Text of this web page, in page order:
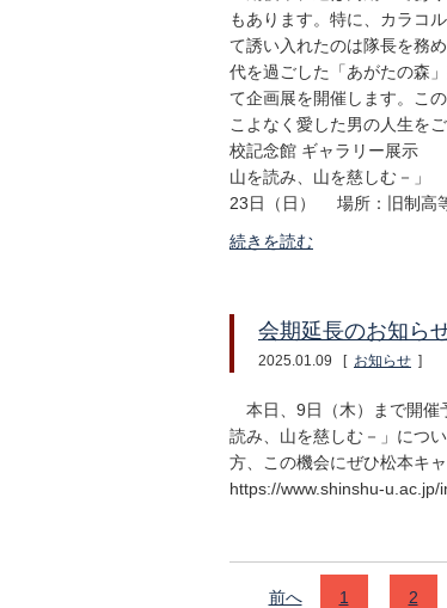
もあります。特に、カラコ
て誘い入れたのは隊長を務
代を過ごした「あがたの森
て企画展を開催します。こ
こよなく愛した男の人生を
校記念館 ギャラリー展示
山を読み、山を慈しむ－」
23日（日） 場所：旧制高
続きを読む
会期延長のお知ら
2025.01.09 [ お知らせ ]
本日、9日（木）まで開催
読み、山を慈しむ－」につ
方、この機会にぜひ松本キ
https://www.shinshu-
前へ 1 2